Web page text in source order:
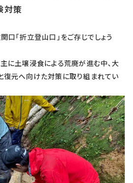
対策
口「折立登山口」をご存じでしょう
に土壌浸食による荒廃が進む中、大
元へ向けた対策に取り組まれてい